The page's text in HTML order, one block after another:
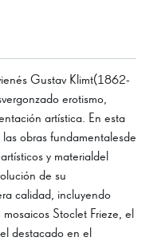
Gustav Klimt(1862-
erotismo,
artística. En esta
obras fundamentalesde
y materialdel
de su
calidad, incluyendo
Stoclet Frieze, el
destacado en el